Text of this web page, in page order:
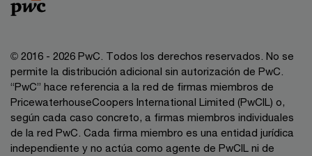
© 2016 - 2026 PwC. Todos los derechos reservados. No se
permite la distribución adicional sin autorización de PwC.
“PwC” hace referencia a la red de firmas miembros de
PricewaterhouseCoopers International Limited (PwCIL) o,
según cada caso concreto, a firmas miembros individuales
de la red PwC. Cada firma miembro es una entidad jurídica
independiente y no actúa como agente de PwCIL ni de